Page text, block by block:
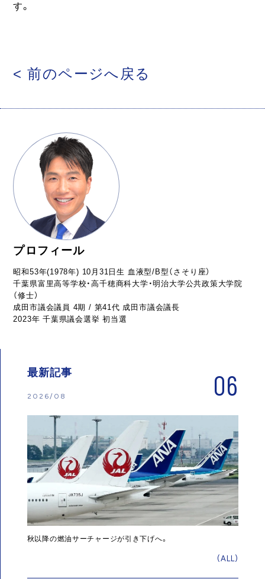
す。
< 前のページへ戻る
プロフィール
昭和53年(1978年) 10月31日生 血液型/B型（さそり座）
千葉県富里高等学校・高千穂商科大学・明治大学公共政策大学院
（修士）
成田市議会議員 4期 / 第41代 成田市議会議長
2023年 千葉県議会選挙 初当選
最新記事
2026/08 06
秋以降の燃油サーチャージが引き下げへ。
(ALL)